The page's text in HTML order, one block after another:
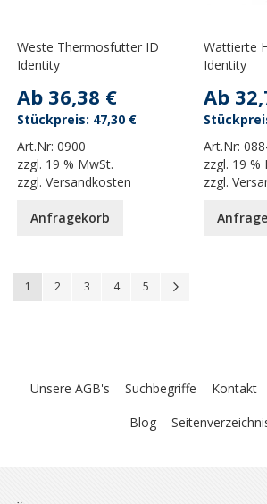
Weste Thermosfutter ID
Identity
Ab 36,38 €
Art.Nr:0900
zzgl. 19 % MwSt.
zzgl.Versandkosten
47,30 €
Anfragekorb
Wattierte
Identity
Ab
Art.Nr:
zzgl. 19 %
zzgl.
Seite
You're currently reading page
1 Seite
2 Seite
3 Seite
4 Seite
5
Unsere AGB's Suchbegriffe Kontakt
Blog